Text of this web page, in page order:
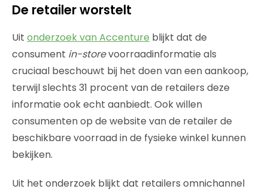
De retailer worstelt
Uit onderzoek van Accenture blijkt dat de
consument in-storevoorraadinformatie als
cruciaal beschouwt bij het doen van een aankoop,
terwijl slechts 31 procent van de retailers deze
informatie ook echt aanbiedt. Ook willen
consumenten op de website van de retailer de
beschikbare voorraad in de fysieke winkel kunnen
bekijken.
Uit het onderzoek blijkt dat retailers omnichannel